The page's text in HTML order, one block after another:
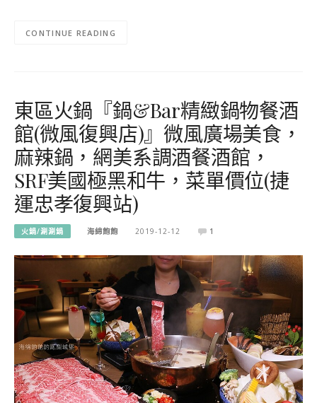
CONTINUE READING
東區火鍋『鍋&Bar精緻鍋物餐酒
館(微風復興店)』微風廣場美食，
麻辣鍋，網美系調酒餐酒館，
SRF美國極黑和牛，菜單價位(捷
運忠孝復興站)
火鍋/涮涮鍋 海綿飽飽 2019-12-12 1